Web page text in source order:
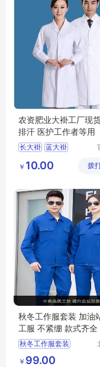
农资肥业大褂工厂现
排汗 医护工作者等用
长大褂 蓝大褂
护士服
￥ 10.00 拨
秋冬工作服套装 加油
工服 不紧绷 款式齐全
秋冬工作服套装
工作服
￥ 99.00